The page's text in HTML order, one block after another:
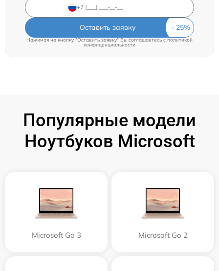
Оставить заявку
Нажимая на кнопку "Оставить заявку" Вы соглашаетесь cполитикой
конфиденциальности
Популярные модели
Ноутбуков Microsoft
Microsoft Go 3 Microsoft Go 2